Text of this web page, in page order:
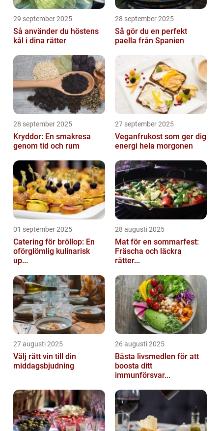
29 september 2025
Så använder du höstens
kål i dina rätter
28 september 2025
Så gör du en perfekt
paella från Spanien
28 september 2025
Kryddor: En smakresa
genom tid och rum
27 september 2025
Veganfrukost som ger dig
energi hela morgonen
01 september 2025
Catering för bröllop: En
oförglömlig kulinarisk
up...
28 augusti 2025
Mat för en sommarfest:
Fräscha och läckra
rätter...
27 augusti 2025
Välj rätt vin till din
middagsbjudning
26 augusti 2025
Bästa livsmedlen för att
boosta ditt
immunförsvar...